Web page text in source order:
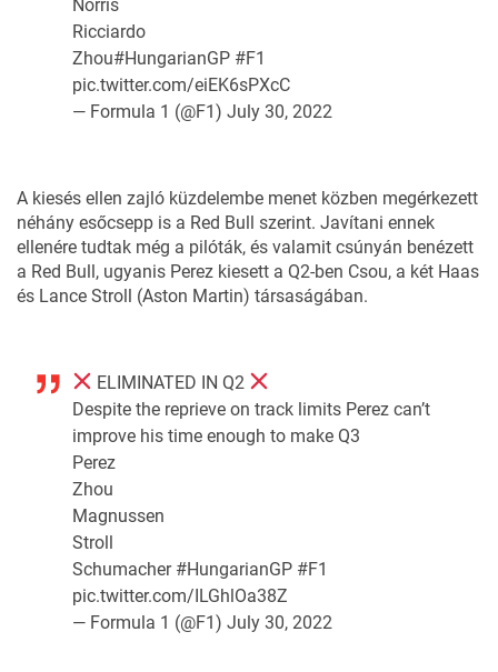
Norris
Ricciardo
Zhou#HungarianGP #F1
pic.twitter.com/eiEK6sPXcC
— Formula 1 (@F1) July 30, 2022
A kiesés ellen zajló küzdelembe menet közben megérkezett
néhány esőcsepp is a Red Bull szerint. Javítani ennek
ellenére tudtak még a pilóták, és valamit csúnyán benézett
a Red Bull, ugyanis Perez kiesett a Q2-ben Csou, a két Haas
és Lance Stroll (Aston Martin) társaságában.
ELIMINATED IN Q2
Despite the reprieve on track limits Perez can’t
improve his time enough to make Q3
Perez
Zhou
Magnussen
Stroll
Schumacher #HungarianGP #F1
pic.twitter.com/ILGhlOa38Z
— Formula 1 (@F1) July 30, 2022